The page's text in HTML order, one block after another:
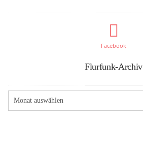
Facebook
Flurfunk-Archiv